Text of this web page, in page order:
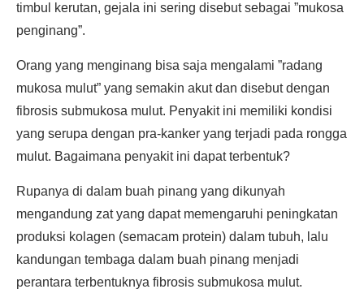
timbul kerutan, gejala ini sering disebut sebagai ”mukosa
penginang”.
Orang yang menginang bisa saja mengalami ”radang
mukosa mulut” yang semakin akut dan disebut dengan
fibrosis submukosa mulut. Penyakit ini memiliki kondisi
yang serupa dengan pra-kanker yang terjadi pada rongga
mulut. Bagaimana penyakit ini dapat terbentuk?
Rupanya di dalam buah pinang yang dikunyah
mengandung zat yang dapat memengaruhi peningkatan
produksi kolagen (semacam protein) dalam tubuh, lalu
kandungan tembaga dalam buah pinang menjadi
perantara terbentuknya fibrosis submukosa mulut.